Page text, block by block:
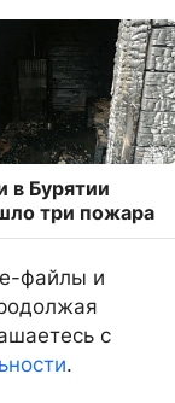
в Бурятии
три пожара
файлы и
с
.